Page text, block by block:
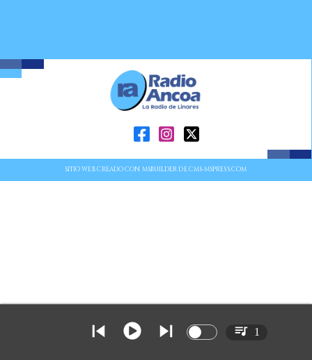
SITIO WEB CREADO CON MSBUILDER DE CMS-MSPRESS.COM
1